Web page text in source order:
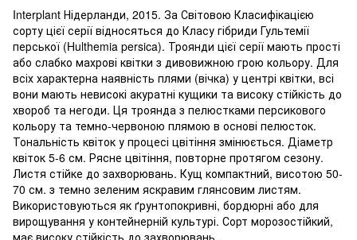
Interplant Нідерланди, 2015. За Світовою Класифікацією
сорту цієї серії відносяться до Класу гібриди Гультемії
перської (Hulthemia persica). Троянди цієї серії мають прості
або слабко махрові квітки з дивовижною грою кольору. Для
всіх характерна наявність плями (вічка) у центрі квітки, всі
вони мають невисокі акуратні кущики та високу стійкість до
хвороб та негоди. Ця троянда з пелюстками персикового
кольору та темно-червоною плямою в основі пелюсток.
Тональність квіток у процесі цвітіння змінюється. Діаметр
квіток 5-6 см. Рясне цвітіння, повторне протягом сезону.
Листя стійке до захворювань. Кущ компактний, висотою 50-
70 см. з темно зеленим яскравим глянсовим листям.
Використовуються як ґрунтопокривні, бордюрні або для
вирощування у контейнерній культурі. Сорт морозостійкий,
має високу стійкість до захворювань.